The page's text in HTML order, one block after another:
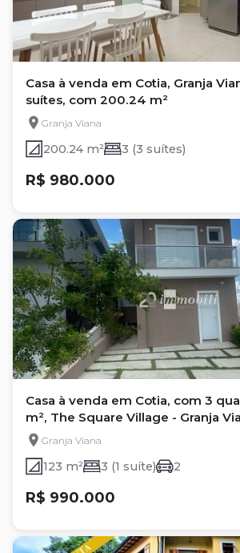
Casa à venda em Cotia, Granja
suítes, com 200.24 m²
Granja Viana
200.24 m² 3 (3 suítes)
R$ 980.000
Casa à venda em Cotia, com 3
m², The Square Village - Granja
Granja Viana
123 m² 3 (1 suíte) 2
R$ 990.000